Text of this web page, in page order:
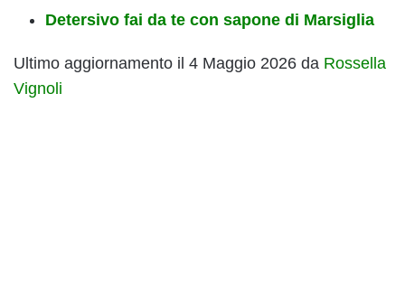
Detersivo fai da te con sapone di Marsiglia
Ultimo aggiornamento il 4 Maggio 2026 da Rossella
Vignoli